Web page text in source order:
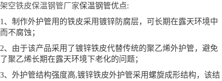
架空铁皮保温钢管厂家保温钢管优点:
1、制作外护管用的铁皮采用镀锌防腐层，可长期在露天环境中
而不腐蚀；
2、由于该产品采用了镀锌铁皮代替传统的聚乙烯外护管，避免
了聚乙烯长期在露天环境下老化的问题；
3、外护管结构强度高,镀锌铁皮外护管采用螺旋成形结构，该结